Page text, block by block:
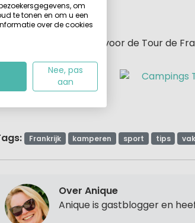
plezier!
Bezoek de officiële site voor de Tour de
Frankrijk kamperen sport tips
Over Anique
Anique is gastblogger en
om
te tonen en om u een
over de cookies
Nee, pas
aan